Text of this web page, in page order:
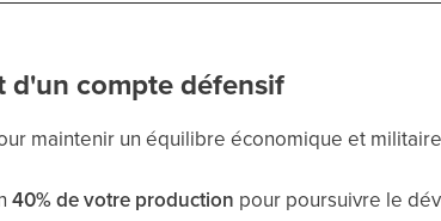
d'un compte défensif
maintenir un équilibre économique et
40% de votre production pour poursuivre le